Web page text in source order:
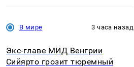
В мире 3 часа назад
Экс-главе МИД Венгрии
Сийярто грозит тюремный